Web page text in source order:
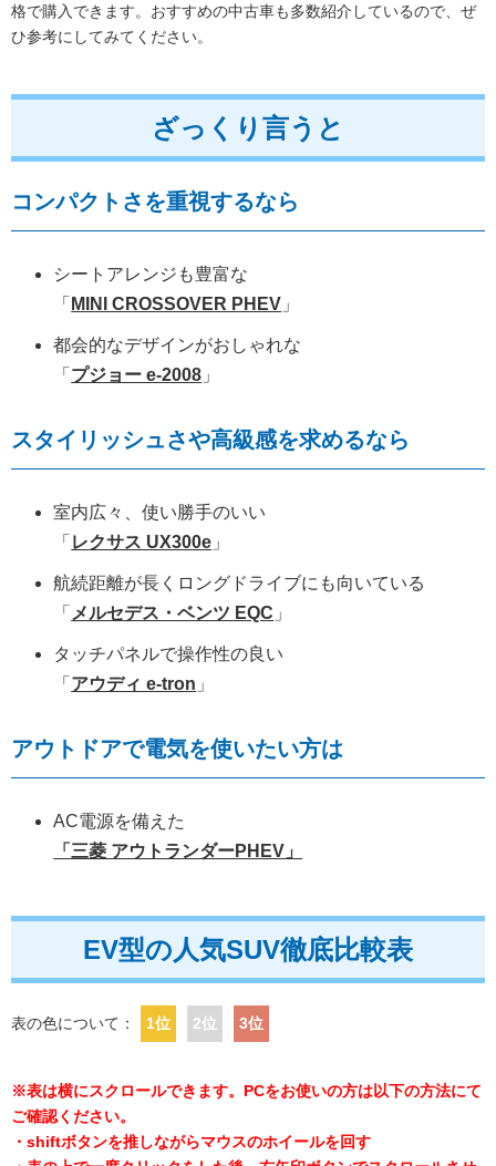
格で購入できます。おすすめの中古車も多数紹介しているので、ぜ
ひ参考にしてみてください。
ざっくり言うと
コンパクトさを重視するなら
シートアレンジも豊富な
「 MINI CROSSOVER PHEV 」
都会的なデザインがおしゃれな
「 プジョー e-2008 」
スタイリッシュさや高級感を求めるなら
室内広々、使い勝手のいい
「 レクサス UX300e 」
航続距離が長くロングドライブにも向いている
「 メルセデス・ベンツ EQC 」
タッチパネルで操作性の良い
「 アウディ e-tron 」
アウトドアで電気を使いたい方は
AC電源を備えた
「 三菱 アウトランダーPHEV 」
EV型の人気SUV徹底比較表
表の色について： 1位 2位 3位
※表は横にスクロールできます。PCをお使いの方は以下の方法にて
ご確認ください。
・shiftボタンを推しながらマウスのホイールを回す